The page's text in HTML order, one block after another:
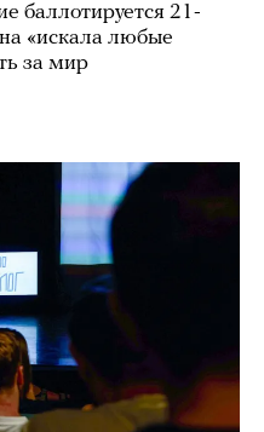
баллотируется 21-
«искала любые
за мир